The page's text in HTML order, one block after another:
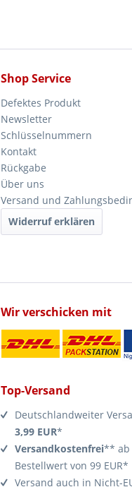
Shop Service
Defektes Produkt
Newsletter
Schlüsselnummern
Kontakt
Rückgabe
Über uns
Versand und
Widerruf erklären
Wir verschicken mit
Top-Versand
Deutschlandweiter
3,99 EUR*
Versandkostenfrei** ab
Bestellwert von 99 EUR*
Versand auch in Nicht-